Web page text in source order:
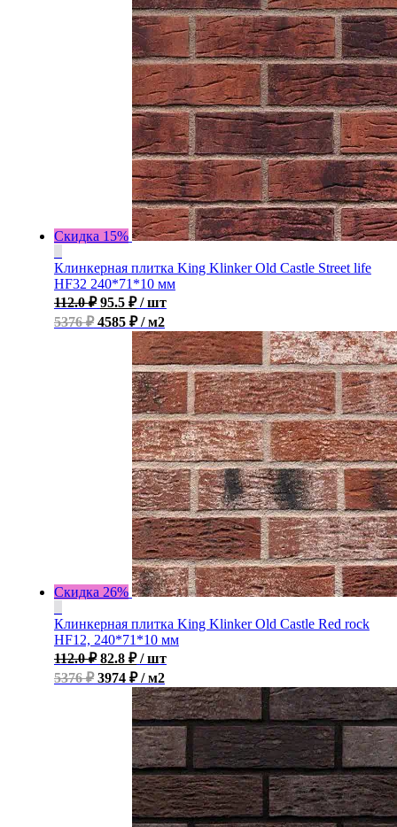
Скидка 15%
Клинкерная плитка King Klinker Old Castle Street life
HF32 240*71*10 мм
112.0₽ 95.5 ₽ / шт
5376 ₽4585 ₽ / м2
Скидка 26%
Клинкерная плитка King Klinker Old Castle Red rock
HF12, 240*71*10 мм
112.0₽ 82.8 ₽ / шт
5376 ₽3974 ₽ / м2